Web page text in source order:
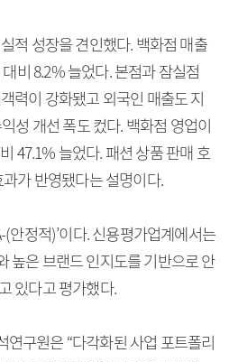
적 성장을 견인했다. 백화점 매출
비 8.2% 늘었다. 본점과 잠실점
력이 강화됐고 외국인 매출도 지
성 개선 폭도 컸다. 백화점 영업이
47.1% 늘었다. 패션 상품 판매 호
가 반영됐다는 설명이다.
안정적)’이다. 신용평가업계에서는
높은 브랜드 인지도를 기반으로 안
있다고 평가했다.
구원은 “다각화된 사업 포트폴리